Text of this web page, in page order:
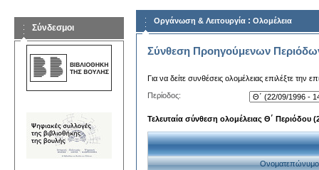
Σύνδεσμοι
Οργάνωση & Λειτουργία : Ολομέλεια
Σύνθεση Προηγούμενων
Για να δείτε συνθέσεις ολομέλειας επιλέξτε την
Περίοδος:
Τελευταία σύνθεση ολομέλειας Θ΄ Περιόδου
Ονοματεπώνυμο